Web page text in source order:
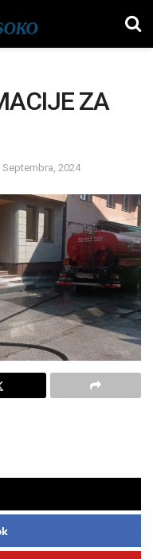
ZA
Septembra, 2024